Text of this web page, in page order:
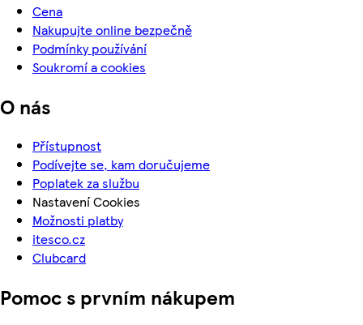
Cena
Nakupujte online bezpečně
Podmínky používání
Soukromí a cookies
O nás
Přístupnost
Podívejte se, kam doručujeme
Poplatek za službu
Nastavení Cookies
Možnosti platby
itesco.cz
Clubcard
Pomoc s prvním nákupem